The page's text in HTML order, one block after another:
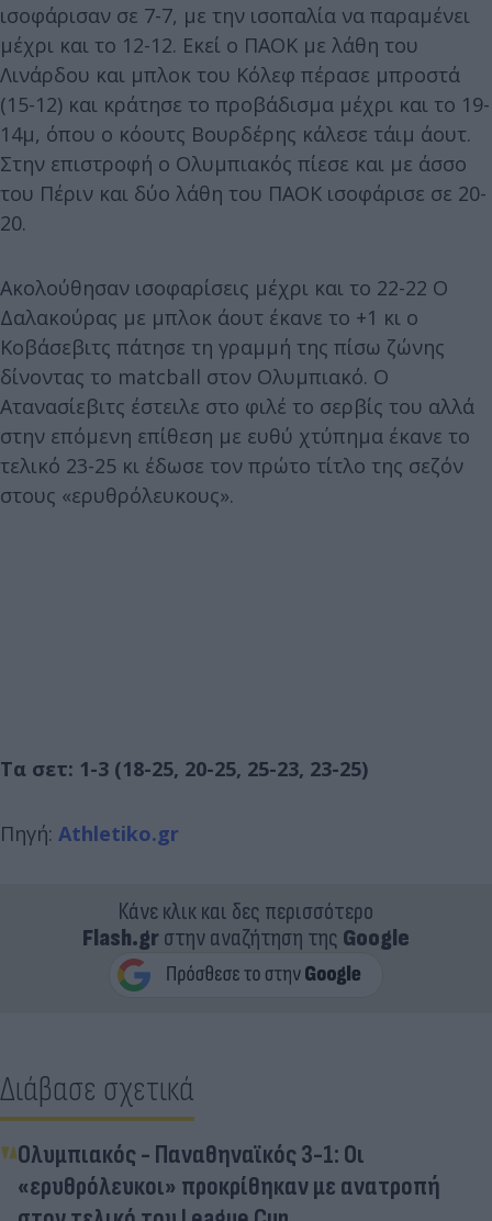
ισοφάρισαν σε 7-7, με την ισοπαλία να παραμένει
μέχρι και το 12-12. Εκεί ο ΠΑΟΚ με λάθη του
Λινάρδου και μπλοκ του Κόλεφ πέρασε μπροστά
(15-12) και κράτησε το προβάδισμα μέχρι και το 19-
14μ, όπου ο κόουτς Βουρδέρης κάλεσε τάιμ άουτ.
Στην επιστροφή ο Ολυμπιακός πίεσε και με άσσο
του Πέριν και δύο λάθη του ΠΑΟΚ ισοφάρισε σε 20-
20.
Ακολούθησαν ισοφαρίσεις μέχρι και το 22-22 Ο
Δαλακούρας με μπλοκ άουτ έκανε το +1 κι ο
Κοβάσεβιτς πάτησε τη γραμμή της πίσω ζώνης
δίνοντας το matcball στον Ολυμπιακό. Ο
Ατανασίεβιτς έστειλε στο φιλέ το σερβίς του αλλά
στην επόμενη επίθεση με ευθύ χτύπημα έκανε το
τελικό 23-25 κι έδωσε τον πρώτο τίτλο της σεζόν
στους «ερυθρόλευκους».
Τα σετ: 1-3 (18-25, 20-25, 25-23, 23-25)
Πηγή: Athletiko.gr
Κάνε κλικ και δες περισσότερο
Flash.grστην αναζήτηση της Google
Διάβασε σχετικά
Ολυμπιακός - Παναθηναϊκός 3-1: Οι
«ερυθρόλευκοι» προκρίθηκαν με ανατροπή